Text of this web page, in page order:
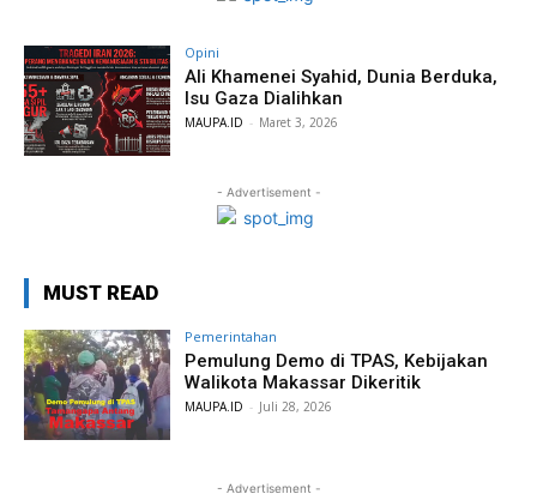
Opini
Ali Khamenei Syahid, Dunia Berduka,
Isu Gaza Dialihkan
MAUPA.ID - Maret 3, 2026
- Advertisement -
MUST READ
Pemerintahan
Pemulung Demo di TPAS, Kebijakan
Walikota Makassar Dikeritik
MAUPA.ID - Juli 28, 2026
- Advertisement -